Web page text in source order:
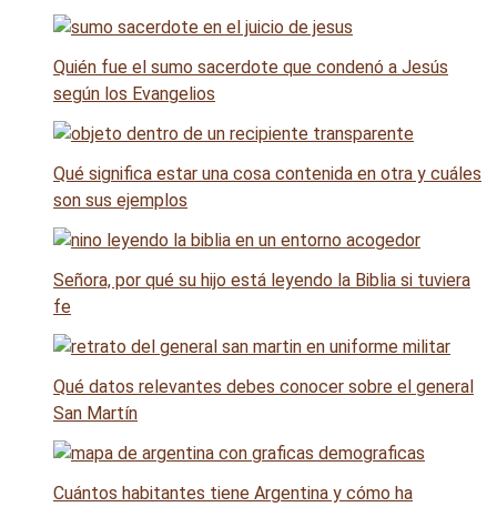
Quién fue el sumo sacerdote que condenó a Jesús
según los Evangelios
Qué significa estar una cosa contenida en otra y cuáles
son sus ejemplos
Señora, por qué su hijo está leyendo la Biblia si tuviera
fe
Qué datos relevantes debes conocer sobre el general
San Martín
Cuántos habitantes tiene Argentina y cómo ha